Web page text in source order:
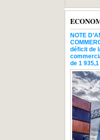
NOTE
déficit de
de 1